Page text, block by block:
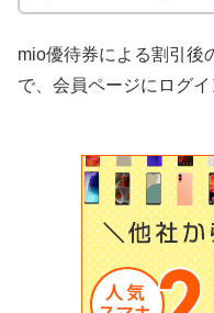
mio優待券による割引後
で、会員ページにログ